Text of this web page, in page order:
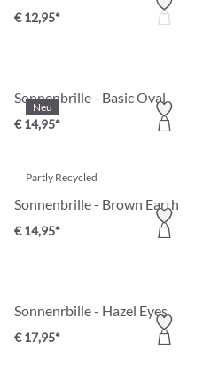
€ 12,95*
Neu
Sonnenbrille - Basic Oval
€ 14,95*
Partly Recycled
Sonnenbrille - Brown Earth
€ 14,95*
Sonnenrbille - Hazel Eyes
€ 17,95*